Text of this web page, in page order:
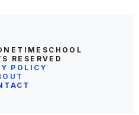
RESERVED
POLICY